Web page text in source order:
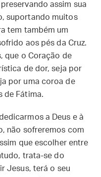
assim sua
suportando muitos
tem também um
aos pés da Cruz.
que o Coração de
de dor, seja por
por uma coroa de
de Fátima.
a Deus e à
não sofreremos com
que escolher entre
trata-se do
Jesus, terá o seu